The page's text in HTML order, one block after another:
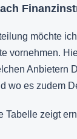
möchte
vornehmen.
Anbietern
wo es zudem
Tabelle zeigt